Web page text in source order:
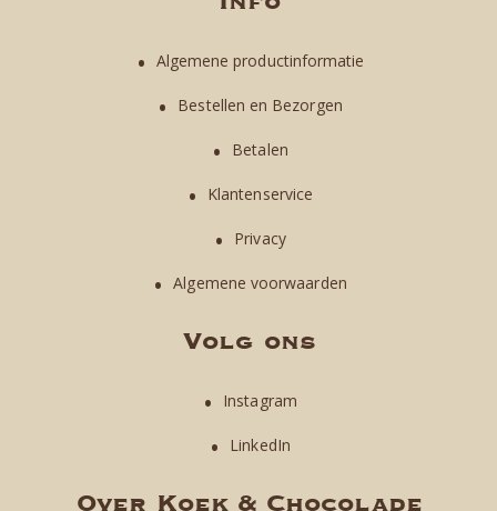
Algemene productinformatie
Bestellen en Bezorgen
Betalen
Klantenservice
Privacy
Algemene voorwaarden
Volg ons
Instagram
LinkedIn
Over Koek & Chocolade